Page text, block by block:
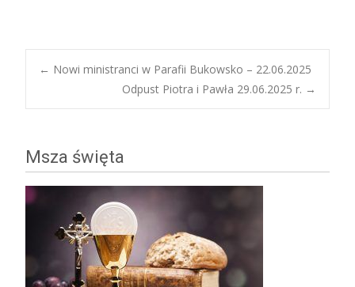
Post
← Nowi ministranci w Parafii Bukowsko – 22.06.2025
Odpust Piotra i Pawła 29.06.2025 r. →
Msza święta